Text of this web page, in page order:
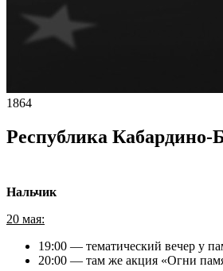
1864
Республика Кабардино-
Нальчик
20 мая:
19:00 — тематический вечер у
20:00 — там же акция «Огни